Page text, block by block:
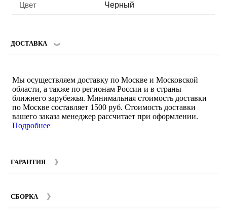
Цвет Черный
ДОСТАВКА
Мы осуществляем доставку по Москве и Московской
области, а также по регионам России и в страны
ближнего зарубежья. Минимальная стоимость доставки
по Москве составляет 1500 руб. Стоимость доставки
вашего заказа менеджер рассчитает при оформлении.
Подробнее
ГАРАНТИЯ
составляет 12 месяцев с момента покупки при
СБОРКА